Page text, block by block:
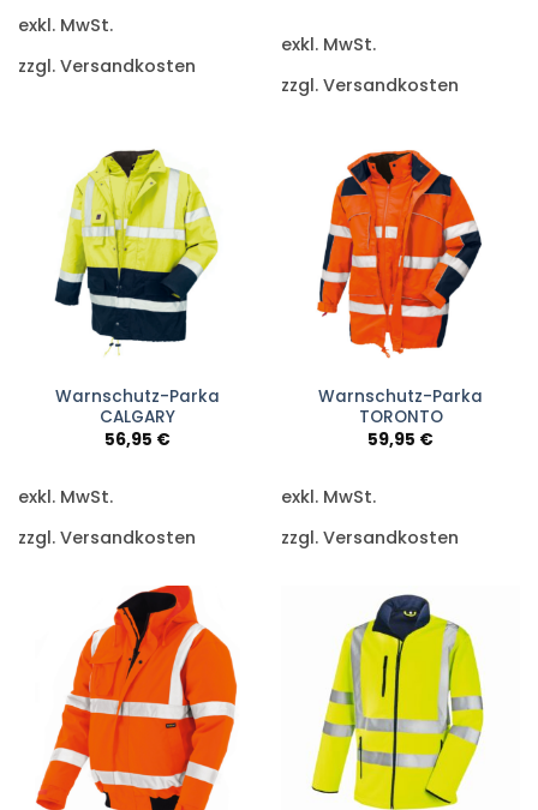
exkl. MwSt.
zzgl. Versandkosten
exkl. MwSt.
zzgl. Versandkosten
Warnschutz-Parka
CALGARY
56,95 €
exkl. MwSt.
zzgl. Versandkosten
Warnschutz-Parka
TORONTO
59,95 €
exkl. MwSt.
zzgl. Versandkosten